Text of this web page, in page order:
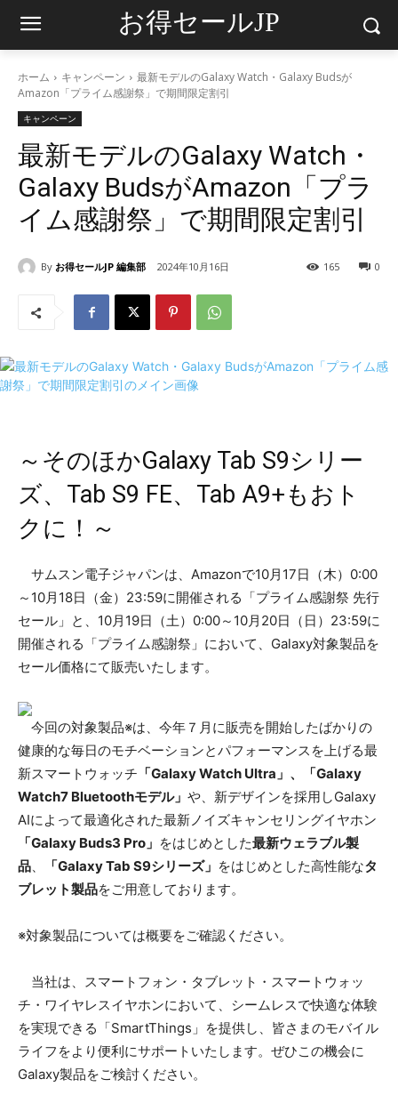
お得セールJP
ホーム キャンペーン
最新モデルのGalaxy Watch・Galaxy Budsが
Amazon「プライム感謝祭」で期間限定割引
キャンペーン
最新モデルのGalaxy Watch・
Galaxy BudsがAmazon「プラ
イム感謝祭」で期間限定割引
By お得セールJP 編集部 2024年10月16日 0
165
～そのほかGalaxy Tab S9シリー
ズ、Tab S9 FE、Tab A9+もおト
クに！～
サムスン電子ジャパンは、Amazonで10月17日（木）0:00
～10月18日（金）23:59に開催される「プライム感謝祭 先行
セール」と、10月19日（土）0:00～10月20日（日）23:59に
開催される「プライム感謝祭」において、Galaxy対象製品を
セール価格にて販売いたします。
今回の対象製品※は、今年７月に販売を開始したばかりの
健康的な毎日のモチベーションとパフォーマンスを上げる最
新スマートウォッチ 「Galaxy Watch Ultra」、「Galaxy
Watch7 Bluetoothモデル」 や、新デザインを採用しGalaxy
AIによって最適化された最新ノイズキャンセリングイヤホン
「Galaxy Buds3 Pro」 をはじめとした最新ウェラブル製
品、 「Galaxy Tab S9シリーズ」 をはじめとした高性能なタ
ブレット製品をご用意しております。
※対象製品については概要をご確認ください。
当社は、スマートフォン・タブレット・スマートウォッ
チ・ワイヤレスイヤホンにおいて、シームレスで快適な体験
を実現できる「SmartThings」を提供し、皆さまのモバイル
ライフをより便利にサポートいたします。ぜひこの機会に
Galaxy製品をご検討ください。